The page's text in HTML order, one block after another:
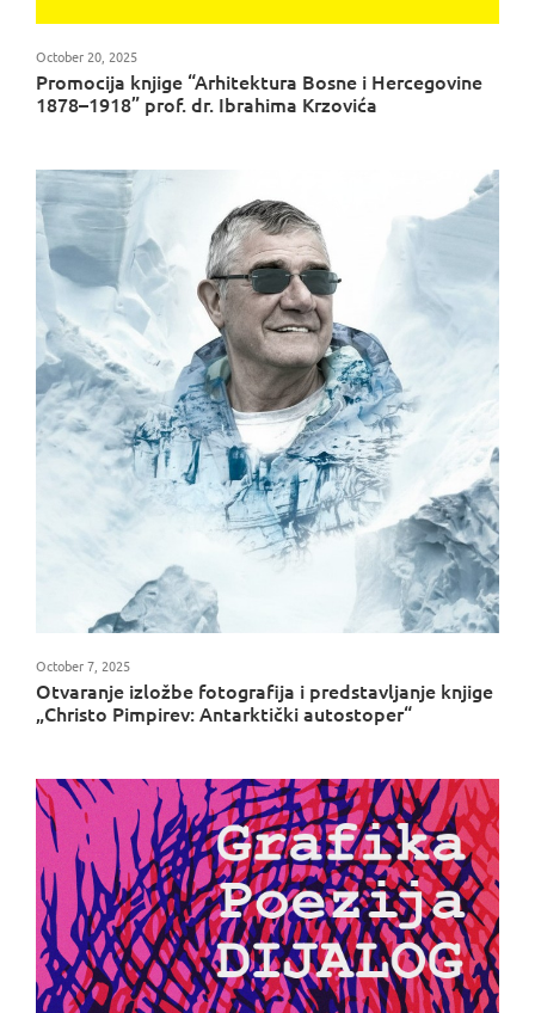
Promocija knjige “Arhitektura Bosne i Hercegovine
1878–1918” prof. dr. Ibrahima Krzovića
October 20, 2025
Otvaranje izložbe fotografija i predstavljanje knjige
„Christo Pimpirev: Antarktički autostoper“
October 7, 2025